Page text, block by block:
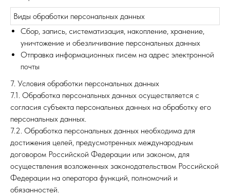
Виды обработки персональных данных
Сбор, запись, систематизация, накопление, хранение,
уничтожение и обезличивание персональных данных
Отправка информационных писем на адрес электронной
почты
7. Условия обработки персональных данных
7.1. Обработка персональных данных осуществляется с
согласия субъекта персональных данных на обработку его
персональных данных.
7.2. Обработка персональных данных необходима для
достижения целей, предусмотренных международным
договором Российской Федерации или законом, для
осуществления возложенных законодательством Российской
Федерации на оператора функций, полномочий и
обязанностей.